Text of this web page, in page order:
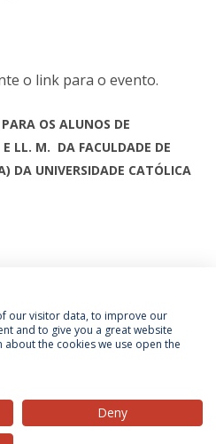
o link para o evento.
OS ALUNOS DE
LL. M. DA FACULDADE DE
DA UNIVERSIDADE CATÓLICA
our visitor data, to improve our
and to give you a great website
the cookies we use open the
Deny